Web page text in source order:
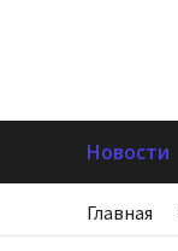
Новости
Главная